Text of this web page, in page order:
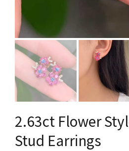
2.63ct Flower
Stud Earrings